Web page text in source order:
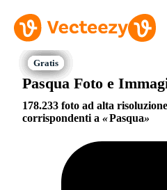
Pasqua Foto e
178.233 foto ad alta
corrispondenti a
Pasqua